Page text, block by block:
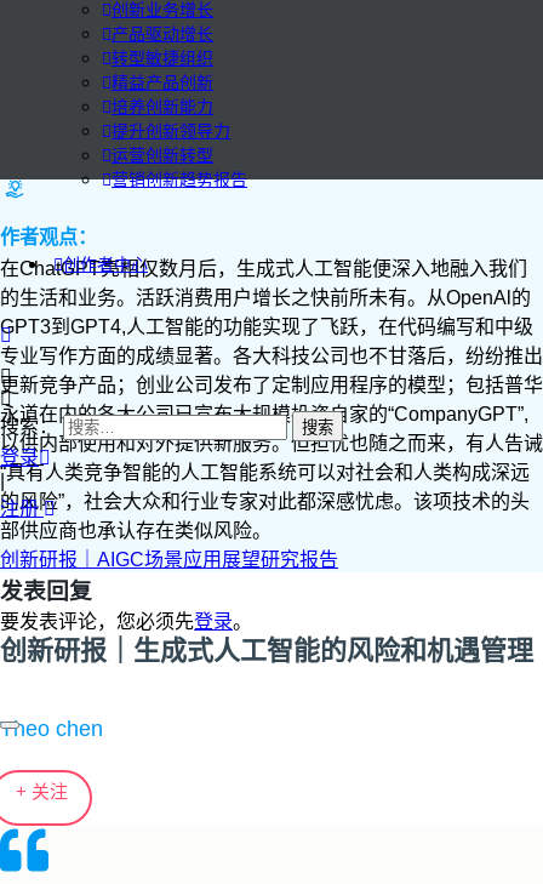
创新业务增长
产品驱动增长
转型敏捷组织
精益产品创新
培养创新能力
提升创新领导力
运营创新转型
营销创新趋势报告
创作者中心
搜索：
登录
注册
作者观点：
在ChatGPT亮相仅数月后，生成式人工智能便深入地融入我们
的生活和业务。活跃消费用户增长之快前所未有。从OpenAl的
GPT3到GPT4,人工智能的功能实现了飞跃，在代码编写和中级
专业写作方面的成绩显著。各大科技公司也不甘落后，纷纷推出
更新竞争产品；创业公司发布了定制应用程序的模型；包括普华
永道在内的各大公司已宣布大规模投资自家的“CompanyGPT”,
以供内部使用和对外提供新服务。但担忧也随之而来，有人告诫
“具有人类竞争智能的人工智能系统可以对社会和人类构成深远
的风险”，社会大众和行业专家对此都深感忧虑。该项技术的头
部供应商也承认存在类似风险。
创新研报｜AIGC场景应用展望研究报告
发表回复
要发表评论，您必须先登录。
创新研报｜生成式人工智能的风险和机遇管理
Theo chen
+ 关注